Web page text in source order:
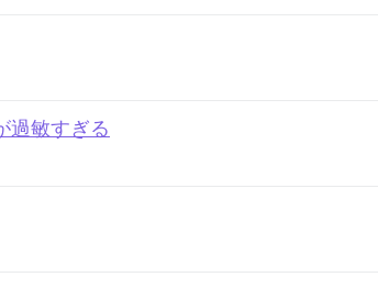
過敏すぎる